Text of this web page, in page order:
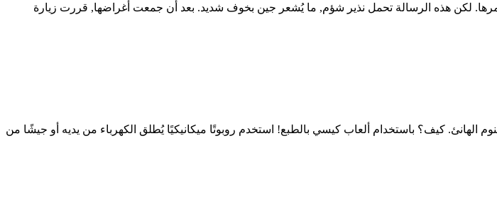
لكن هذه الرسالة تحمل نذير شؤم, ما يُشعر جين بخوف شديد. بعد أن جمعت أغراضها, قررت زيارة
كيف؟ باستخدام ألعاب كيسي بالطبع! استخدم روبوتًا ميكانيكيًا يُطلق الكهرباء من يديه أو جيشًا من